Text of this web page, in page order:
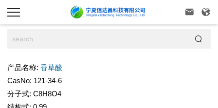
 

产品名称: 香草酸
CasNo: 121-34-6
分子式: C8H8O4